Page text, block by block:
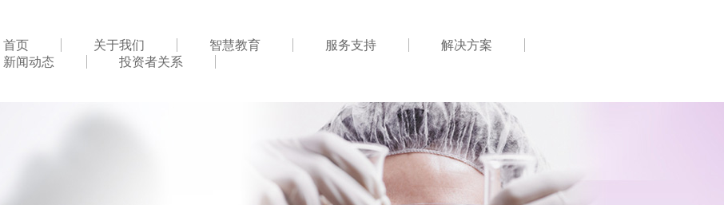
首页 关于我们 智慧教育 服务支持
解决方案
新闻动态
投资者关系